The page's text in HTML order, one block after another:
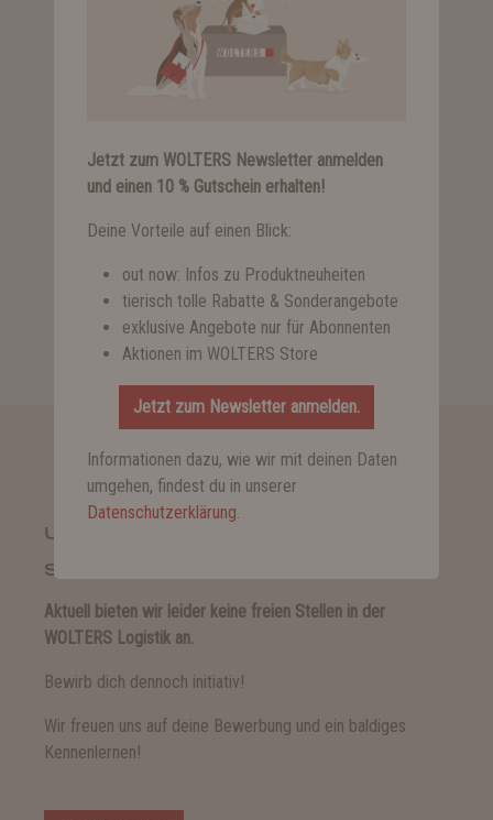
heute schon an morgen.
Wasser, Tee, Kaffee und wöchentlich frisches Bio-
Obst erhältst du immer kostenfrei.
Deine Gesundheit ist uns wichtig. In den
möglich.
Zwischen einer Teil- oder Vollzeit-Anstellung kannst
du selbst wählen.
enormen Preisvorteil auf das gesamte Wolters-
Sortiment.
Wir denken an dich und sorgen an jedem Geburtstag
für eine persönliche Aufmerksamkeit.
freie Stellen finden
UNSERE AKTUELLEN
STELLENANZEIGEN:
Aktuell bieten wir leider keine freien Stellen in der
WOLTERS Logistik an.
Bewirb dich dennoch initiativ!
Wir freuen uns auf deine Bewerbung und ein baldiges
Kennenlernen!
Jetzt zum WOLTERS Newsletter anmelden
und einen 10 % Gutschein erhalten!
Deine Vorteile auf einen Blick:
out now: Infos zu Produktneuheiten
tierisch tolle Rabatte & Sonderangebote
exklusive Angebote nur für Abonnenten
Aktionen im WOLTERS Store
Jetzt zum Newsletter anmelden.
Informationen dazu, wie wir mit deinen Daten
umgehen, findest du in unserer
Datenschutzerklärung